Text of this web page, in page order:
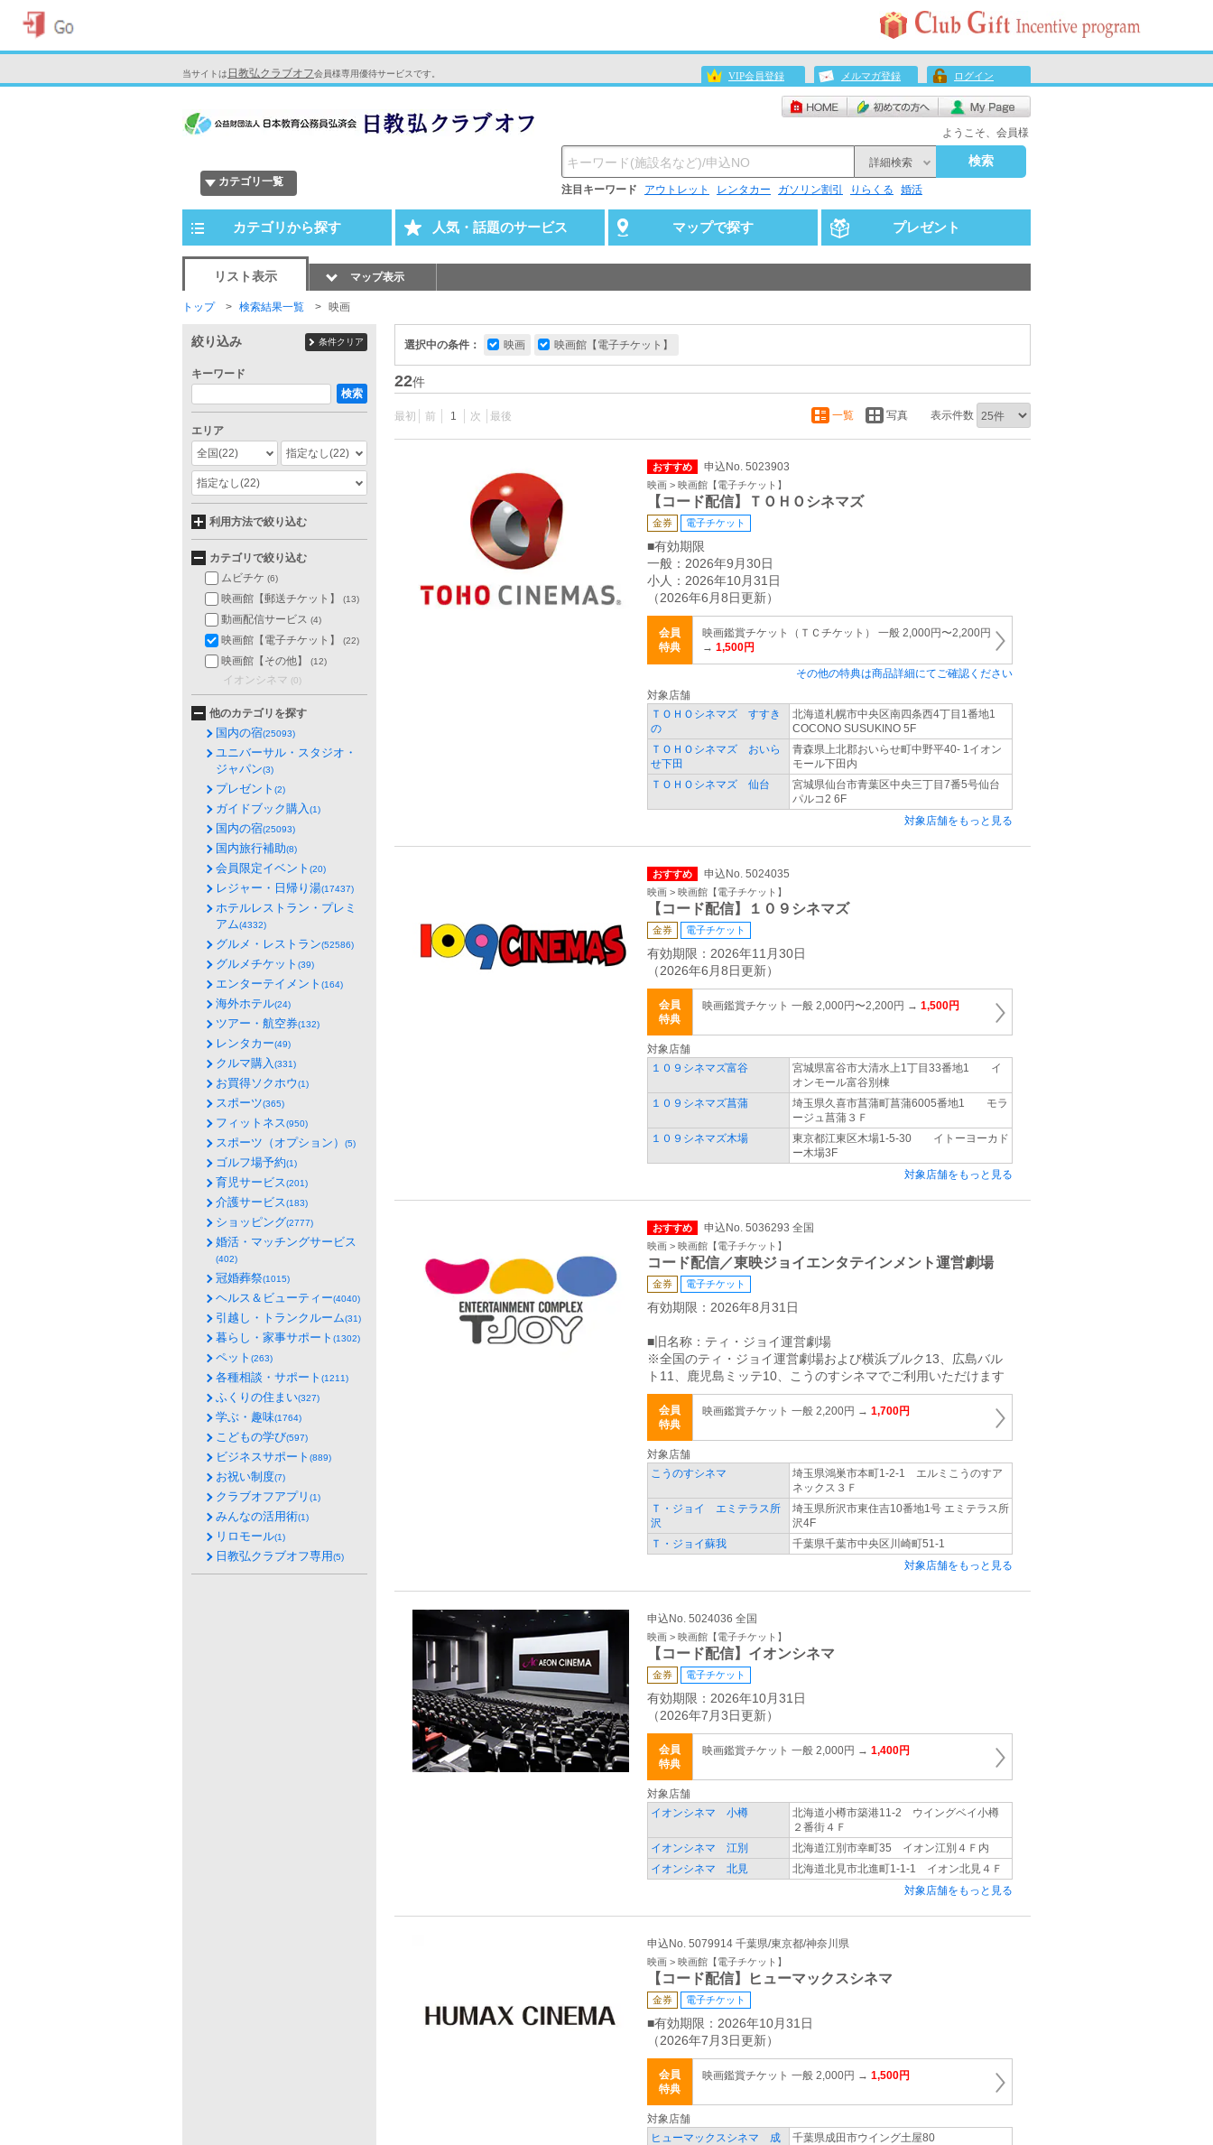
当サイトは 日教弘クラブオフ会員様専用優待サービスです。 VIP会員登録 メルマガ登録 ログイン
ようこそ、会員様
カテゴリ一覧
詳細検索 検索
注目キーワード アウトレット レンタカー ガソリン割引 りらくる 婚活
カテゴリから探す 人気・話題のサービス マップで探す プレゼント
リスト表示 マップ表示
トップ 検索結果一覧 映画
選択中の条件： 映画 映画館【電子チケット】
22件
最初 前 1 次 最後 一覧 写真 表示件数
おすすめ 申込No. 5023903
映画 > 映画館【電子チケット】
【コード配信】ＴＯＨＯシネマズ
金券 電子チケット
■有効期限
一般：2026年9月30日
小人：2026年10月31日
（2026年6月8日更新）
会員
特典
映画鑑賞チケット（ＴＣチケット） 一般 2,000円〜2,200円
→ 1,500円
その他の特典は商品詳細にてご確認ください
対象店舗
ＴＯＨＯシネマズ すすき
の
北海道札幌市中央区南四条西4丁目1番地1
COCONO SUSUKINO 5F
ＴＯＨＯシネマズ おいら
せ下田
青森県上北郡おいらせ町中野平40- 1イオン
モール下田内
ＴＯＨＯシネマズ 仙台
宮城県仙台市青葉区中央三丁目7番5号仙台
パルコ2 6F
対象店舗をもっと見る
おすすめ 申込No. 5024035
映画 > 映画館【電子チケット】
【コード配信】１０９シネマズ
金券 電子チケット
有効期限：2026年11月30日
（2026年6月8日更新）
会員
特典
映画鑑賞チケット 一般 2,000円〜2,200円 → 1,500円
対象店舗
１０９シネマズ富谷
宮城県富谷市大清水上1丁目33番地1 イ
オンモール富谷別棟
１０９シネマズ菖蒲
埼玉県久喜市菖蒲町菖蒲6005番地1 モラ
ージュ菖蒲３Ｆ
１０９シネマズ木場
東京都江東区木場1‐5‐30 イトーヨーカド
ー木場3F
対象店舗をもっと見る
おすすめ 申込No. 5036293 全国
映画 > 映画館【電子チケット】
コード配信／東映ジョイエンタテインメント運営劇場
金券 電子チケット
有効期限：2026年8月31日
■旧名称：ティ・ジョイ運営劇場
※全国のティ・ジョイ運営劇場および横浜ブルク13、広島バル
ト11、鹿児島ミッテ10、こうのすシネマでご利用いただけます
会員
特典
映画鑑賞チケット 一般 2,200円 → 1,700円
対象店舗
こうのすシネマ
埼玉県鴻巣市本町1‐2‐1 エルミこうのすア
ネックス３Ｆ
Ｔ・ジョイ エミテラス所
沢
埼玉県所沢市東住吉10番地1号 エミテラス所
沢4F
Ｔ・ジョイ蘇我
千葉県千葉市中央区川崎町51‐1
対象店舗をもっと見る
申込No. 5024036 全国
映画 > 映画館【電子チケット】
【コード配信】イオンシネマ
金券 電子チケット
有効期限：2026年10月31日
（2026年7月3日更新）
会員
特典
映画鑑賞チケット 一般 2,000円 → 1,400円
対象店舗
イオンシネマ 小樽
北海道小樽市築港11‐2 ウイングベイ小樽
２番街４Ｆ
イオンシネマ 江別
北海道江別市幸町35 イオン江別４Ｆ内
イオンシネマ 北見
北海道北見市北進町1‐1‐1 イオン北見４Ｆ
対象店舗をもっと見る
申込No. 5079914 千葉県/東京都/神奈川県
映画 > 映画館【電子チケット】
【コード配信】ヒューマックスシネマ
金券 電子チケット
■有効期限：2026年10月31日
（2026年7月3日更新）
会員
特典
映画鑑賞チケット 一般 2,000円 → 1,500円
対象店舗
ヒューマックスシネマ 成
千葉県成田市ウイング土屋80
絞り込み 条件クリア
キーワード
検索
エリア
全国(22) 指定なし(22)
指定なし(22)
利用方法で絞り込む
カテゴリで絞り込む
ムビチケ (6)
映画館【郵送チケット】 (13)
動画配信サービス (4)
映画館【電子チケット】 (22)
映画館【その他】 (12)
イオンシネマ (0)
他のカテゴリを探す
国内の宿(25093)
ユニバーサル・スタジオ・
ジャパン(3)
プレゼント (2)
ガイドブック購入 (1)
国内の宿(25093)
国内旅行補助(8)
会員限定イベント (20)
レジャー・日帰り湯(17437)
ホテルレストラン・プレミ
アム(4332)
グルメ・レストラン(52586)
グルメチケット (39)
エンターテイメント (164)
海外ホテル(24)
ツアー・航空券(132)
レンタカー(49)
クルマ購入 (331)
お買得ソクホウ(1)
スポーツ(365)
フィットネス(950)
スポーツ（オプション） (5)
ゴルフ場予約(1)
育児サービス(201)
介護サービス(183)
ショッピング(2777)
婚活・マッチングサービス
(402)
冠婚葬祭(1015)
ヘルス＆ビューティー(4040)
引越し・トランクルーム(31)
暮らし・家事サポート (1302)
ペット (263)
各種相談・サポート (1211)
ふくりの住まい(327)
学ぶ・趣味(1764)
こどもの学び(597)
ビジネスサポート (889)
お祝い制度(7)
クラブオフアプリ (1)
みんなの活用術(1)
リロモール(1)
日教弘クラブオフ専用(5)